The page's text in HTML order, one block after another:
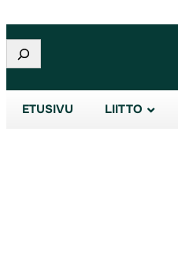
Etsi
ETUSIVU LIITTO